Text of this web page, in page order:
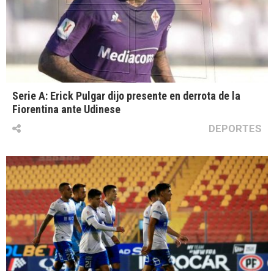
Serie A: Erick Pulgar dijo presente en derrota de la
Fiorentina ante Udinese
DEPORTES